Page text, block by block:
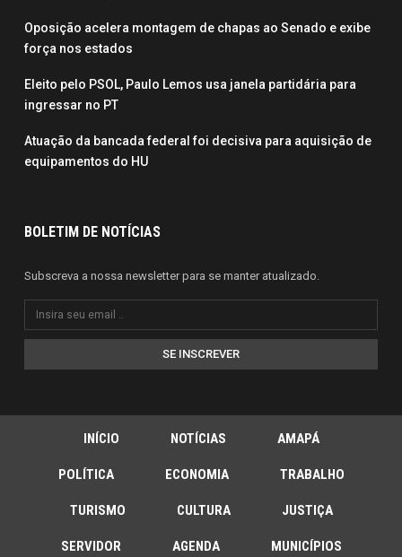
Oposição acelera montagem de chapas ao Senado e exibe
força nos estados
Eleito pelo PSOL, Paulo Lemos usa janela partidária para
ingressar no PT
Atuação da bancada federal foi decisiva para aquisição de
equipamentos do HU
BOLETIM DE NOTÍCIAS
Subscreva a nossa newsletter para se manter atualizado.
SE INSCREVER
INÍCIO NOTÍCIAS AMAPÁ
POLÍTICA ECONOMIA TRABALHO
TURISMO CULTURA JUSTIÇA
SERVIDOR AGENDA MUNICÍPIOS